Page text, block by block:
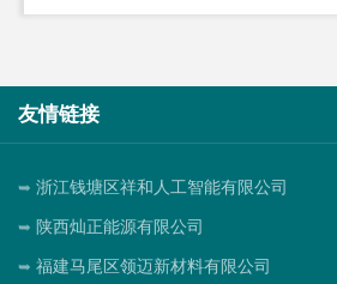
友情链接
浙江钱塘区祥和人工智能有限公司
陕西灿正能源有限公司
福建马尾区领迈新材料有限公司